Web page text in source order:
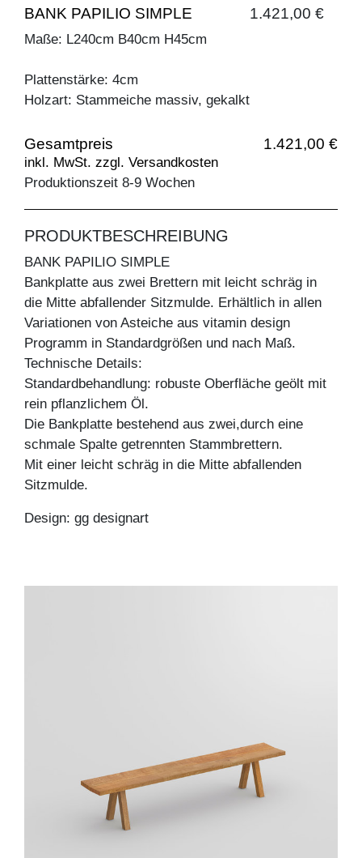
BANK PAPILIO SIMPLE 1.421,00 €
Maße: L240cm B40cm H45cm
Plattenstärke: 4cm
Holzart: Stammeiche massiv, gekalkt
Gesamtpreis 1.421,00 €
inkl. MwSt. zzgl. Versandkosten
Produktionszeit 8-9 Wochen
PRODUKTBESCHREIBUNG
BANK PAPILIO SIMPLE
Bankplatte aus zwei Brettern mit leicht schräg in
die Mitte abfallender Sitzmulde. Erhältlich in allen
Variationen von Asteiche aus vitamin design
Programm in Standardgrößen und nach Maß.
Technische Details:
Standardbehandlung: robuste Oberfläche geölt mit
rein pflanzlichem Öl.
Die Bankplatte bestehend aus zwei,durch eine
schmale Spalte getrennten Stammbrettern.
Mit einer leicht schräg in die Mitte abfallenden
Sitzmulde.
Design: gg designart